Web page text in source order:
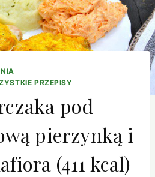
PRZEPISY
pod
pierzynką i
(411 kcal)